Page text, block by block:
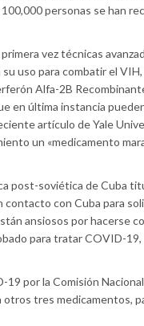
personas se han
vez técnicas
uso para combatir el VIH,
Alfa-2B
en última instancia
artículo de Yale
un «medicamento
post-soviética de Cuba
contacto con Cuba para
ansiosos por hacerse
para tratar COVID-
por la Comisión
tres medicamentos,